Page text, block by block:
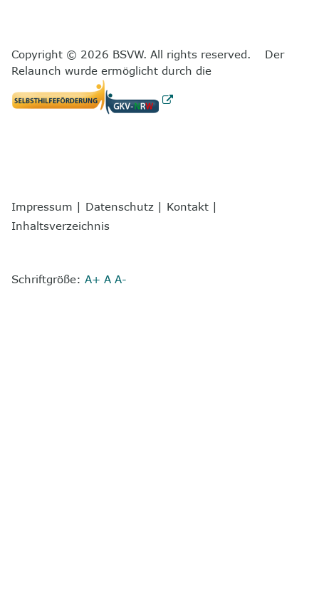
Copyright © 2026 BSVW. All rights reserved. Der
Relaunch wurde ermöglicht durch die
Impressum | Datenschutz | Kontakt |
Inhaltsverzeichnis
Schriftgröße: A+ A A-